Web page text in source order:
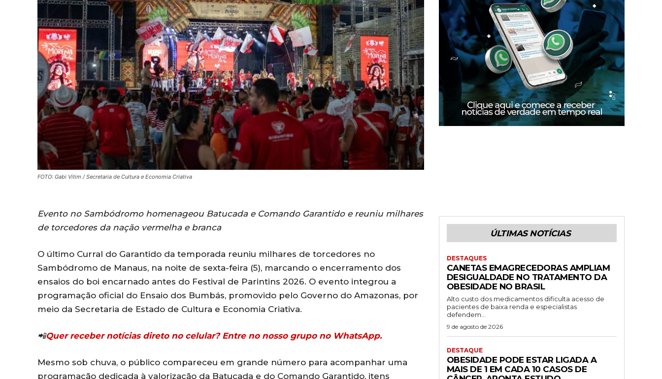
FOTO: Gabi Vitim / Secretaria de Cultura e Economia Criativa
Evento no Sambódromo homenageou Batucada e Comando Garantido e reuniu milhares
de torcedores da nação vermelha e branca
O último Curral do Garantido da temporada reuniu milhares de torcedores no
Sambódromo de Manaus, na noite de sexta-feira (5), marcando o encerramento dos
ensaios do boi encarnado antes do Festival de Parintins 2026. O evento integrou a
programação oficial do Ensaio dos Bumbás, promovido pelo Governo do Amazonas, por
meio da Secretaria de Estado de Cultura e Economia Criativa.
📲Quer receber notícias direto no celular? Entre no nosso grupo no WhatsApp.
Mesmo sob chuva, o público compareceu em grande número para acompanhar uma
programação dedicada à valorização da Batucada e do Comando Garantido, itens
ÚLTIMAS NOTÍCIAS
DESTAQUES
CANETAS EMAGRECEDORAS AMPLIAM
DESIGUALDADE NO TRATAMENTO DA
OBESIDADE NO BRASIL
Alto custo dos medicamentos dificulta acesso de
pacientes de baixa renda e especialistas
defendem...
9 de agosto de 2026
DESTAQUE
OBESIDADE PODE ESTAR LIGADA A
MAIS DE 1 EM CADA 10 CASOS DE